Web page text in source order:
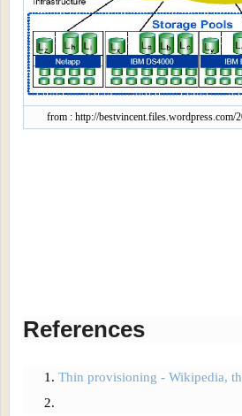
from : http://bestvincent.files.wordpress.com/
References
Thin provisioning - Wikipedia,